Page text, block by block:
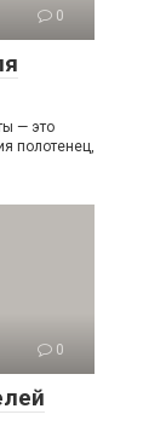
0
— это
полотенец,
0